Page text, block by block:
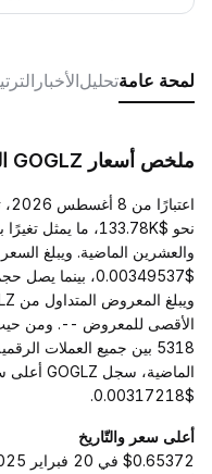
لمحة عامةتحليلالأخبار
ملخص أسعار GOGLZ المباشر
5318 بين جميع العملات
$0.00317218.
أعلى سعر والتّاريخ
$0.65372 في 20 فبراير 2025